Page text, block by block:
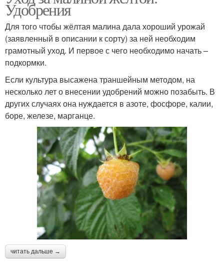
Удобрения
Для того чтобы жёлтая малина дала хороший урожай
(заявленный в описании к сорту) за ней необходим
грамотный уход. И первое с чего необходимо начать –
подкормки.
Если культура высажена траншейным методом, на
несколько лет о внесении удобрений можно позабыть. В
других случаях она нуждается в азоте, фосфоре, калии,
боре, железе, марганце.
читать дальше →